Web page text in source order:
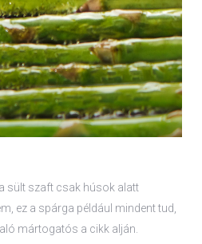
sült szaft csak húsok alatt
ez a spárga például mindent tud,
mártogatós a cikk alján.